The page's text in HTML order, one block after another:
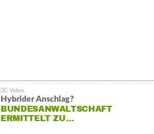
Hybrider Anschlag?
BUNDESANWALTSCHAFT
ERMITTELT ZU…